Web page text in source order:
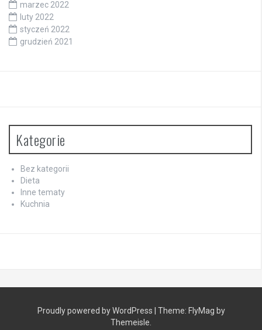
marzec 2022
luty 2022
styczeń 2022
grudzień 2021
Kategorie
Bez kategorii
Dieta
Inne tematy
Kuchnia
Proudly powered by WordPress Theme: FlyMag by
Themeisle.